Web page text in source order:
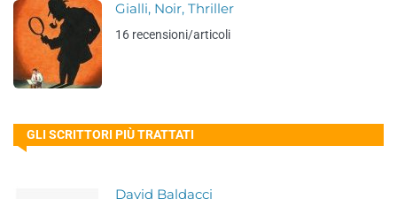
Gialli, Noir, Thriller
16 recensioni/articoli
GLI SCRITTORI PIÙ TRATTATI
David Baldacci